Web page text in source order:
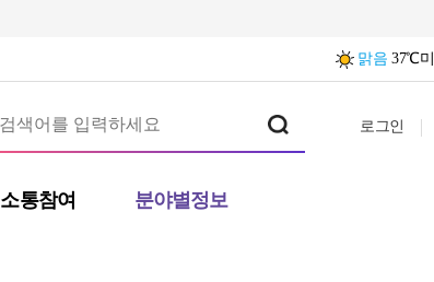
맑음 37℃
소통참여 분야별정보
로그인